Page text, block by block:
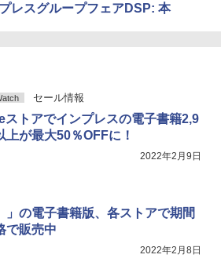
レスグループフェアDSP: 本
セール情報
ストアでインプレスの電子書籍2,9
上が最大50％OFFに！
2022年2月9日
」の電子書籍版、各ストアで期間
で販売中
2022年2月8日